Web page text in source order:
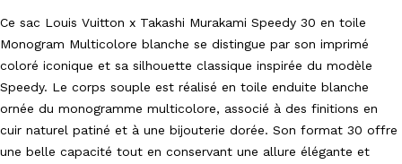
Ce sac Louis Vuitton x Takashi Murakami Speedy 30 en toile
Monogram Multicolore blanche se distingue par son imprimé
coloré iconique et sa silhouette classique inspirée du modèle
Speedy. Le corps souple est réalisé en toile enduite blanche
ornée du monogramme multicolore, associé à des finitions en
cuir naturel patiné et à une bijouterie dorée. Son format 30 offre
une belle capacité tout en conservant une allure élégante et